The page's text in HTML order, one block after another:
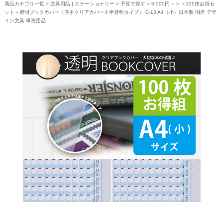
商品カテゴリ一覧 > 文具用品 | ステーショナリー > 予算で探す> 5,000円～ > ＜100枚お得セ
ット＞透明ブックカバー（厚手クリアカバー※半透明タイプ） C-13 A4（小）日本製 国産 デザ
イン文具 事務用品